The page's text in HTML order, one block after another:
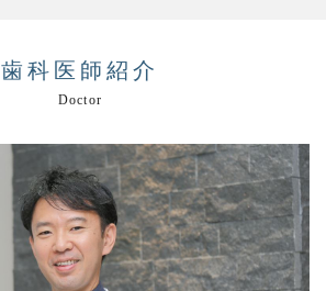
歯科医師紹介
Doctor